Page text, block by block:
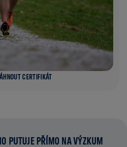
CERTIFIKÁT
PUTUJE PŘÍMO NA VÝZKUM